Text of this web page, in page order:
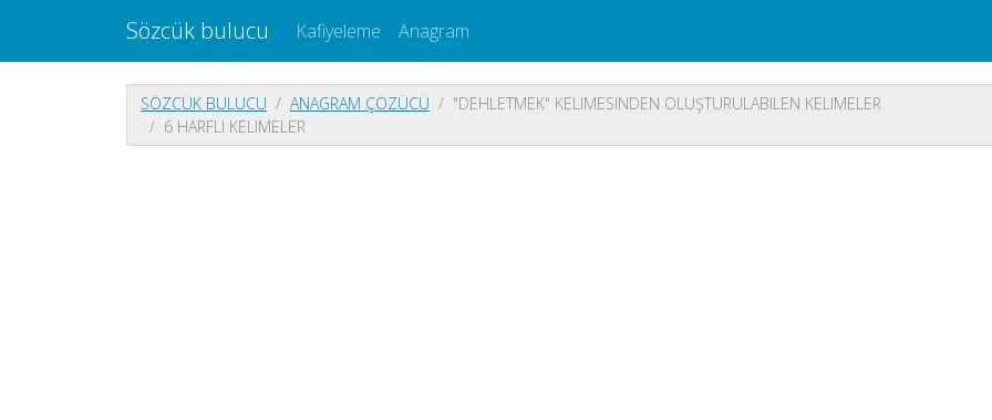
Sözcük bulucu Kafiyeleme Anagram
SÖZCÜK BULUCU ANAGRAM ÇÖZÜCÜ
"DEHLETMEK" KELIMESINDEN OLUŞTURULABILEN KELIMELER
6 HARFLI KELIMELER